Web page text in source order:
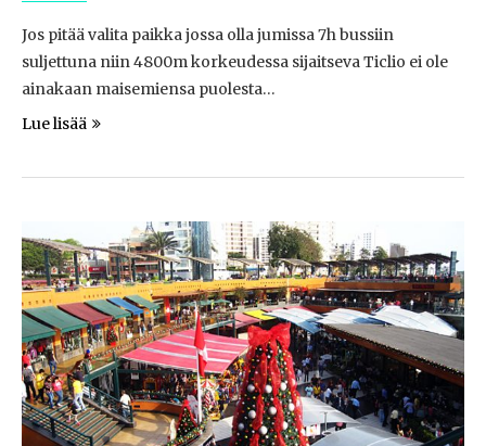
Jos pitää valita paikka jossa olla jumissa 7h bussiin
suljettuna niin 4800m korkeudessa sijaitseva Ticlio ei ole
ainakaan maisemiensa puolesta…
Lue lisää